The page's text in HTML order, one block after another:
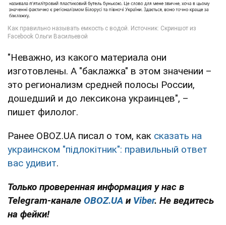
"Неважно, из какого материала они
изготовлены. А "баклажка" в этом значении –
это регионализм средней полосы России,
дошедший и до лексикона украинцев", –
пишет филолог.
Ранее OBOZ.UA писал о том, как сказать на
украинском "підлокітник": правильный ответ
вас удивит.
Только проверенная информация у нас в
Telegram-канале OBOZ.UA и Viber. Не ведитесь
на фейки!